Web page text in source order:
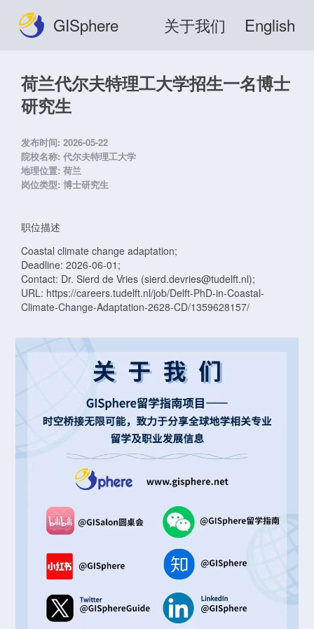
GISphere 关于我们 English
荷兰代尔夫特理工大学招生一名博士
研究生
发布时间: 2026-05-22
院校名称: 代尔夫特理工大学
地理位置: 荷兰
岗位类型: 博士研究生
职位描述
Coastal climate change adaptation;
Deadline: 2026-06-01;
Contact: Dr. Sierd de Vries (sierd.devries@tudelft.nl);
URL: https://careers.tudelft.nl/job/Delft-PhD-in-Coastal-
Climate-Change-Adaptation-2628-CD/1359628157/